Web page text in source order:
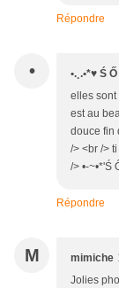
Répondre
• •.¸.•*♥ Ś
elles sont
est au
douce fin
/> <br />
/> •-~•*'Ś
Répondre
M mimiche
Jolies